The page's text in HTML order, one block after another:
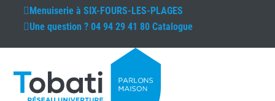
Menuiserie àSIX-FOURS-LES-PLAGES
Une question ?04 94 29 41 80 Catalogue